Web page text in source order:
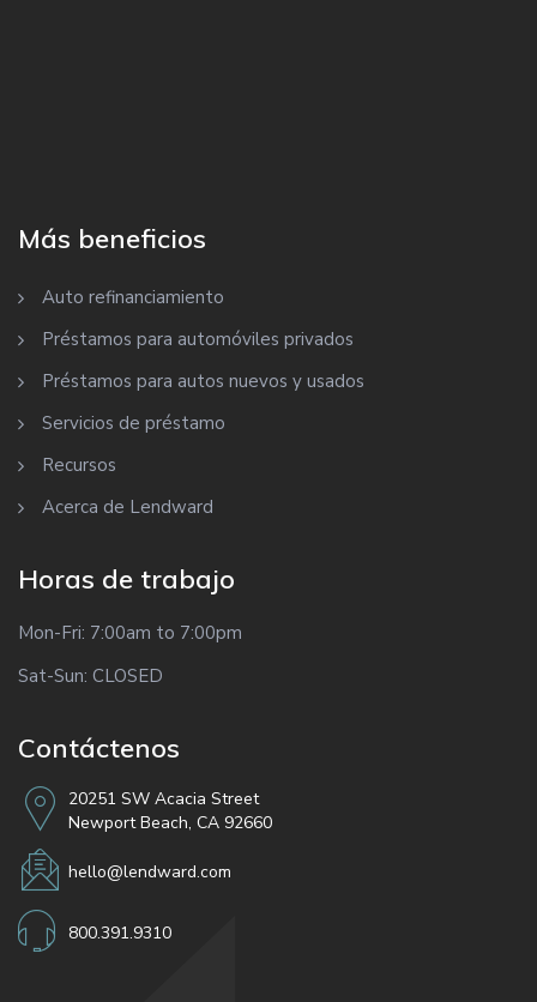
Más beneficios
Auto refinanciamiento
Préstamos para automóviles privados
Préstamos para autos nuevos y usados
Servicios de préstamo
Recursos
Acerca de Lendward
Horas de trabajo
Mon-Fri: 7:00am to 7:00pm
Sat-Sun: CLOSED
Contáctenos
20251 SW Acacia Street
Newport Beach, CA 92660
hello@lendward.com
800.391.9310